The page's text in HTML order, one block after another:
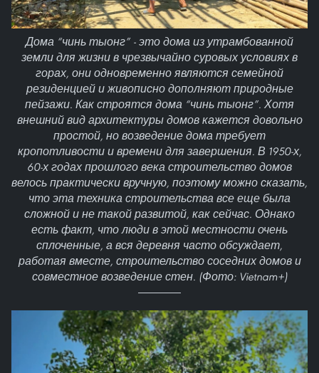
Дома “чинь тыонг” - это дома из утрамбованной
земли для жизни в чрезвычайно суровых условиях в
горах, они одновременно являются семейной
резиденцией и живописно дополняют природные
пейзажи. Как строятся дома “чинь тыонг”. Хотя
внешний вид архитектуры домов кажется довольно
простой, но возведение дома требует
кропотливости и времени для завершения. В 1950-х,
60-х годах прошлого века строительство домов
велось практически вручную, поэтому можно сказать,
что эта техника строительства все еще была
сложной и не такой развитой, как сейчас. Однако
есть факт, что люди в этой местности очень
сплоченные, а вся деревня часто обсуждает,
работая вместе, строительство соседних домов и
совместное возведение стен. (Фото: Vietnam+)